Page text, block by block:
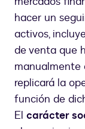
hacer un
activos,
de venta que
manualmente
replicará la
función de
El carácter